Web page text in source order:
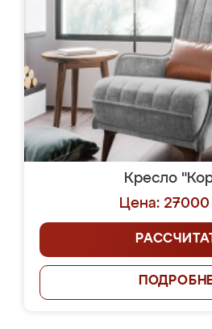
Кресло
Цена: 27000